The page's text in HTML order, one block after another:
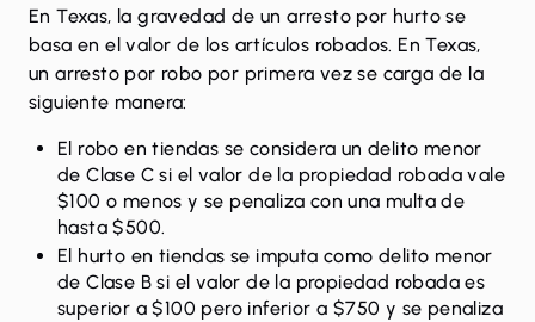
En Texas, la gravedad de un arresto por hurto se
basa en el valor de los artículos robados. En Texas,
un arresto por robo por primera vez se carga de la
siguiente manera:
El robo en tiendas se considera un delito menor
de Clase C si el valor de la propiedad robada vale
$100 o menos y se penaliza con una multa de
hasta $500.
El hurto en tiendas se imputa como delito menor
de Clase B si el valor de la propiedad robada es
superior a $100 pero inferior a $750 y se penaliza